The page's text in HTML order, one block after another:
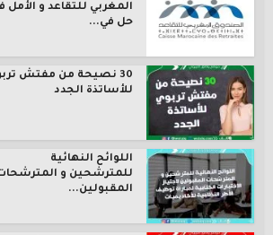
المغربي للتقاعد و الأمل
حل في...
30 نصيحة من مفتش
للأساتذة الجدد
اللوائح النهائية
للمترشحين و
المقبولين...